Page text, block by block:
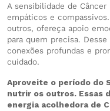
A sensibilidade de
empáticos e
outros, ofereça apoio
para quem precisa.
conexões profundas e
cuidado.
Aproveite o período do
nutrir os outros. Essas
energia acolhedora de